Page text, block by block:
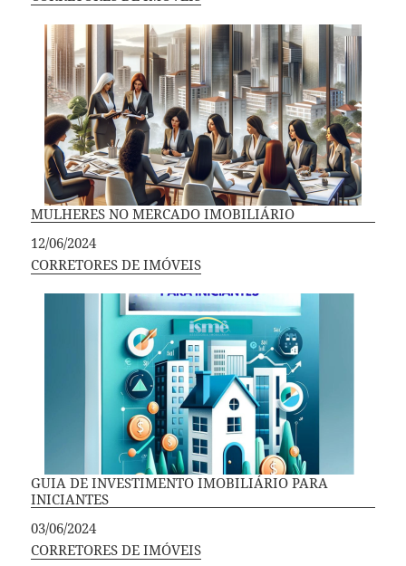
MULHERES NO MERCADO IMOBILIÁRIO
Data
12/06/2024
Em relação a
CORRETORES DE IMÓVEIS
GUIA DE INVESTIMENTO IMOBILIÁRIO PARA
INICIANTES
Data
03/06/2024
Em relação a
CORRETORES DE IMÓVEIS